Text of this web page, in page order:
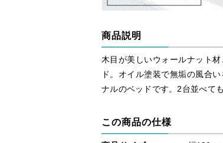
商品説明
木目が美しいウォールナット
ド。オイル塗装で無垢の風合
ナルのベッドです。2台並べて
この商品の仕様